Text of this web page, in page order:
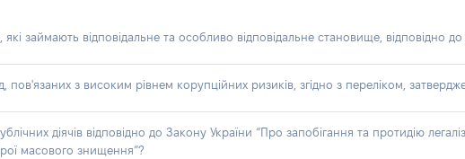
займають відповідальне та особливо відповідальне становище, відповідно
з високим рівнем корупційних ризиків, згідно з переліком,
діячів відповідно до Закону України “Про запобігання та протидію
масового знищення”?